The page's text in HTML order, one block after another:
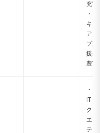
充実
・ス
キル
アッ
プ支
援が
豊富
・
IT・
クリ
エイ
ティ